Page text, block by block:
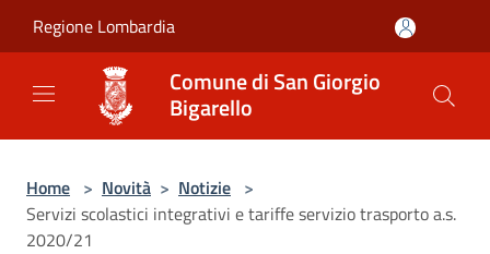
Regione Lombardia
Comune di San Giorgio
Bigarello
Home > Novità > Notizie >
Servizi scolastici integrativi e tariffe servizio trasporto a.s.
2020/21